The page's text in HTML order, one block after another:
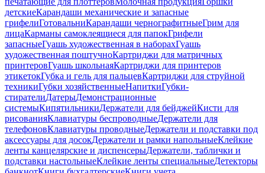
детскиеКарандаши механические и запасные
грифелиГотовальниКарандаши чернографитныеГрим для
лицаКарманы самоклеящиеся для папокГрифели
запасныеГуашь художественная в наборахГуашь
художественная поштучноКартриджи для матричных
принтеровГуашь школьнаяКартриджи для принтеров
этикетокГубка и гель для пальцевКартриджи для струйной
техникиГубки хозяйственныеНапиткиГубки-
стирателиДатерыДемонстрационные
системыКипятильникиДержатели для бейджейКисти для
рисованияКлавиатуры беспроводныеДержатели для
телефоновКлавиатуры проводныеДержатели и подставки под
аксессуары для досокДержатели и рамки напольныеКлейкие
ленты канцелярские и диспенсерыДержатели, таблички и
подставки настольныеКлейкие ленты специальныеДетекторы